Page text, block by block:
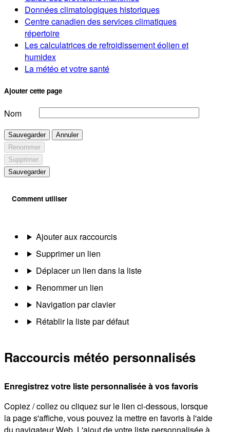
Données climatologiques historiques
Centre canadien des services climatiques
répertoire
Les calculatrices de refroidissement éolien et
humidex
La météo et votre santé
Ajouter cette page
Nom
Sauvegarder
Annuler
Renommer
Supprimer
Sauvegarder
Comment utiliser
Ajouter aux raccourcis
Supprimer un lien
Déplacer un lien dans la liste
Renommer un lien
Navigation par clavier
Rétablir la liste par défaut
Raccourcis météo personnalisés
Enregistrez votre liste personnalisée à vos favoris
Copiez / collez ou cliquez sur le lien ci-dessous, lorsque
la page s'affiche, vous pouvez la mettre en favoris à l'aide
du navigateur Web. L'ajout de votre liste personnalisée à